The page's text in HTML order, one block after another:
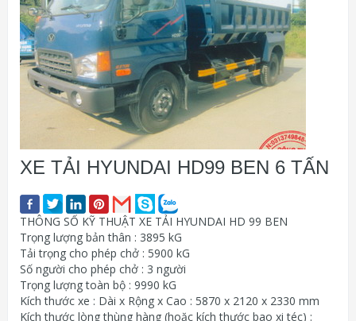
XE TẢI HYUNDAI HD99 BEN 6 TẤN
THÔNG SỐ KỸ THUẬT XE TẢI HYUNDAI HD 99 BEN
Trọng lượng bản thân : 3895 kG
Tải trọng cho phép chở : 5900 kG
Số người cho phép chở : 3 người
Trọng lượng toàn bộ : 9990 kG
Kích thước xe : Dài x Rộng x Cao : 5870 x 2120 x 2330 mm
Kích thước lòng thùng hàng (hoặc kích thước bao xi téc) :